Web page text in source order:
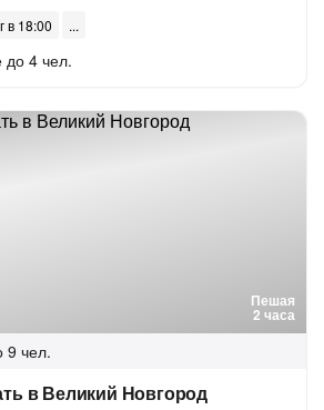
в 18:00
до 4 чел.
Пешая
2 часа
9 чел.
в Великий Новгород